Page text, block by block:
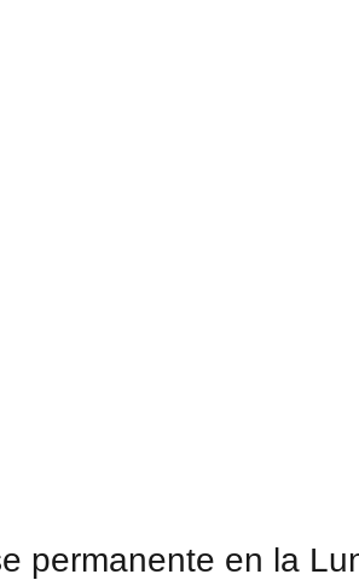
permanente en la